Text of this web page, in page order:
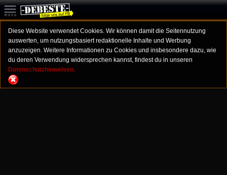
Diese Website verwendet Cookies. Wir können damit die Seitennutzung
auswerten, um nutzungsbasiert redaktionelle Inhalte und Werbung
anzuzeigen. Weitere Informationen zu Cookies und insbesondere dazu, wie
du deren Verwendung widersprechen kannst, findest du in unseren
Datenschutzhinweisen.